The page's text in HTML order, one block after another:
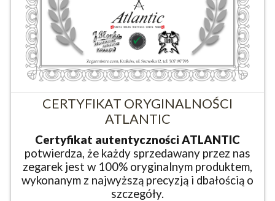
CERTYFIKAT ORYGINALNOŚCI
ATLANTIC
Certyfikat autentyczności ATLANTIC
potwierdza, że każdy sprzedawany przez nas
zegarek jest w 100% oryginalnym produktem,
wykonanym z najwyższą precyzją i dbałością o
szczegóły.